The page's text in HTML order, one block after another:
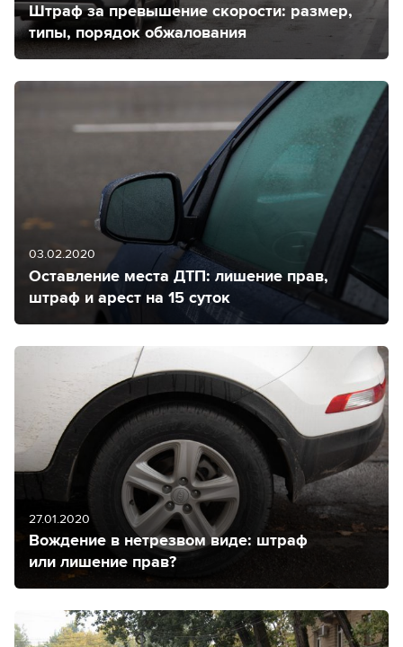
Штраф за превышение скорости: размер,
типы, порядок обжалования
03.02.2020
Оставление места ДТП: лишение прав,
штраф и арест на 15 суток
27.01.2020
Вождение в нетрезвом виде: штраф
или лишение прав?